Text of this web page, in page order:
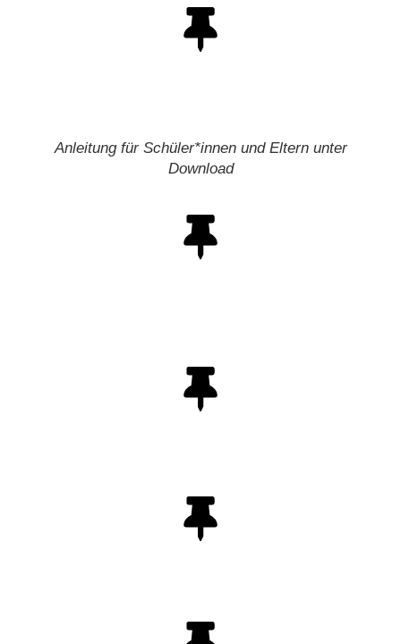
Anleitung für Schüler*innen und Eltern unter
Download